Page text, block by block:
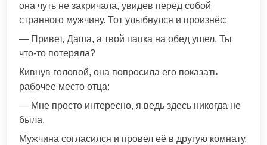
она чуть не закричала, увидев перед собой
странного мужчину. Тот улыбнулся и произнёс:
— Привет, Даша, а твой папка на обед ушел. Ты
что-то потеряла?
Кивнув головой, она попросила его показать
рабочее место отца:
— Мне просто интересно, я ведь здесь никогда не
была.
Мужчина согласился и провел её в другую комнату,